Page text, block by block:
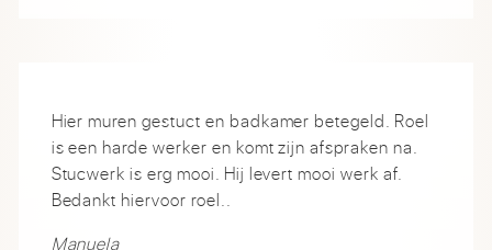
Hier muren gestuct en badkamer betegeld. Roel
is een harde werker en komt zijn afspraken na.
Stucwerk is erg mooi. Hij levert mooi werk af.
Bedankt hiervoor roel..
Manuela